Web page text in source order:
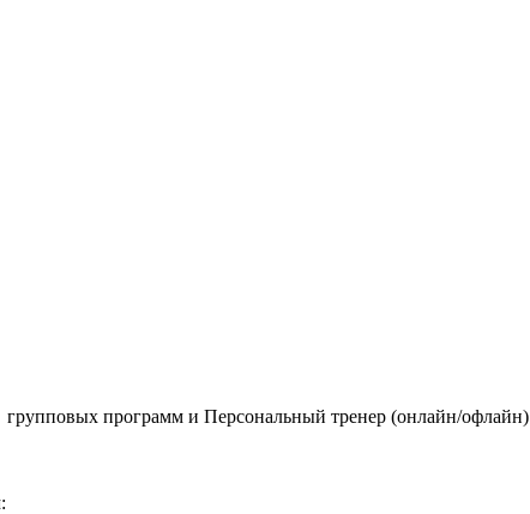
программ и Персональный тренер (онлайн/офлайн)